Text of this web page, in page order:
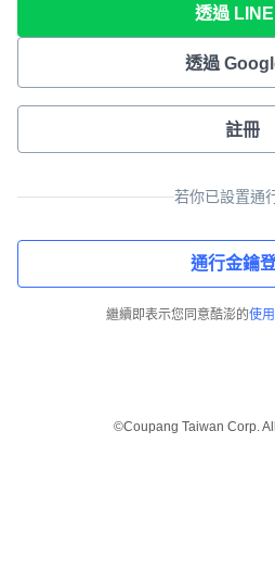
透過
透過
註冊
若你已設置通
通行金鑰
繼續即表示您同意酷澎的使
©Coupang Taiwan Corp.